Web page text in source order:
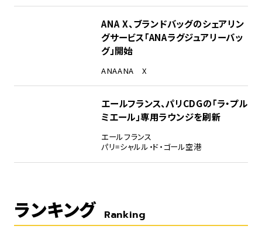
ANA X、ブランドバッグのシェアリン
グサービス「ANAラグジュアリーバッ
グ」開始
ANAANA X
エールフランス、パリCDGの「ラ・プル
ミエール」専用ラウンジを刷新
エールフランス
パリ=シャルル・ド・ゴール空港
ランキング Ranking